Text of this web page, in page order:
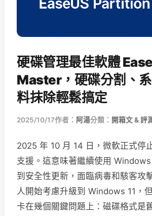
硬碟管理最佳軟體
Master，硬碟分割、
料抹除輕鬆搞定
2025/10/17作者： 阿湯分類： 開箱文 & 評
2025 年 10 月 14 日，微軟正式停
支援。這意味著繼續使用
到安全性更新，面臨病毒和駭客攻
人開始考慮升級到 Windows 11，
卡在幾個關鍵問題上：磁碟格式是